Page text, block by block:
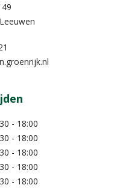
- 18:00
- 18:00
- 18:00
- 18:00
- 18:00